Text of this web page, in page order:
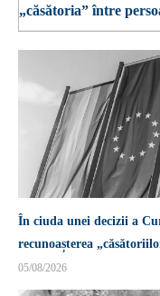
În ciuda unei decizii a
recunoașterea
05/08/2026
„căsătoria” între